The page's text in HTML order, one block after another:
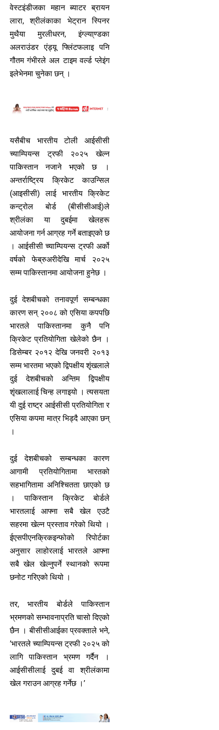
वेस्टइंडीजका महान ब्याटर ब्रायन
लारा, श्रीलंकाका भेट्रान स्पिनर
मुथैया मुरलीधरन, इंग्ल्या्ण्डका
अलराउंडर एंड्यू फ्लिंटफलाइ पनि
गौतम गंभीरले अल टाइम वर्ल्ड प्लेइंग
इलेभेनमा चुनेका छन् ।
यसैबीच भारतीय टोली आईसीसी
च्याम्पियन्स ट्रफी २०२५ खेल्न
पाकिस्तान नजाने भएको छ ।
अन्तर्राष्ट्रिय क्रिकेट काउन्सिल
(आइसीसी) लाई भारतीय क्रिकेट
कन्ट्रोल बोर्ड (बीसीसीआई)ले
श्रीलंका या दुबईमा खेलहरू
आयोजना गर्न आग्रह गर्ने बताइएको छ
। आईसीसी च्याम्पियन्स ट्रफी अर्को
वर्षको फेब्रुअरीदेखि मार्च २०२५
सम्म पाकिस्तानमा आयोजना हुनेछ ।
दुई देशबीचको तनावपूर्ण सम्बन्धका
कारण सन् २००८ को एसिया कपपछि
भारतले पाकिस्तानमा कुनै पनि
क्रिकेट प्रतियोगिता खेलेको छैन ।
डिसेम्बर २०१२ देखि जनवरी २०१३
सम्म भारतमा भएको द्विपक्षीय शृंखलाले
दुई देशबीचको अन्तिम द्विपक्षीय
शृंखलालाई चिन्ह लगाइयो । त्यसयता
यी दुई राष्ट्र आईसीसी प्रतियोगिता र
एसिया कपमा मात्र भिड्दै आएका छन्
।
दुई देशबीचको सम्बन्धका कारण
आगामी प्रतियोगितामा भारतको
सहभागितामा अनिश्चितता छाएको छ
। पाकिस्तान क्रिकेट बोर्डले
भारतलाई आफ्ना सबै खेल एउटै
सहरमा खेल्न प्रस्ताव गरेको थियो ।
ईएसपीएनक्रिकइन्फोको रिपोर्टका
अनुसार लाहोरलाई भारतले आफ्ना
सबै खेल खेल्नुपर्ने स्थानको रूपमा
छनोट गरिएको थियो ।
तर, भारतीय बोर्डले पाकिस्तान
भ्रमणको सम्भावनाप्रति चासो दिएको
छैन । बीसीसीआईका प्रवक्ताले भने,
’भारतले च्याम्पियन्स ट्रफी २०२५ को
लागि पाकिस्तान भ्रमण गर्दैन ।
आईसीसीलाई दुबई वा श्रीलंकामा
खेल गराउन आग्रह गर्नेछ ।’